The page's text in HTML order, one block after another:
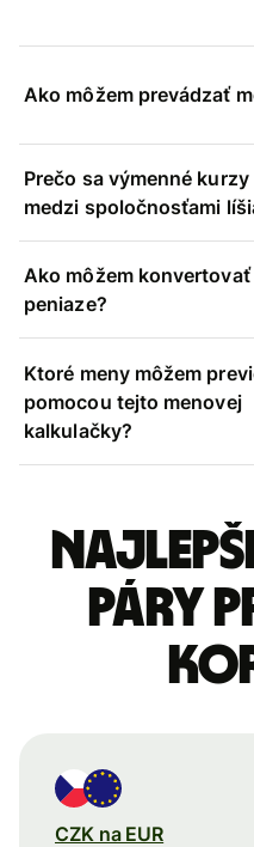
Ako môžem prevádzať
Prečo sa výmenné kurzy
medzi spoločnosťami
Ako môžem
peniaze?
Ktoré meny môžem
pomocou tejto menovej
kalkulačky?
páry
CZK na EUR